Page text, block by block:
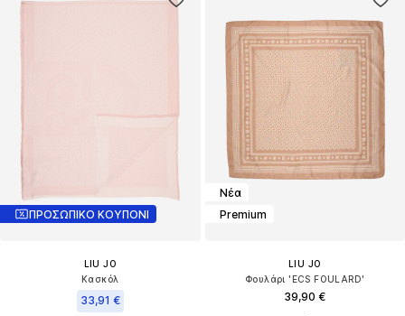
ΠΡΟΣΩΠΙΚΟ ΚΟΥΠΟΝΙ
LIU JO
Κασκόλ
33,91 €
Νέα
Premium
LIU JO
Φουλάρι 'ECS FOULARD'
39,90 €